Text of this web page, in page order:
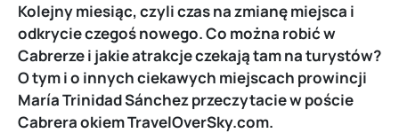
Kolejny miesiąc, czyli czas na zmianę miejsca i
odkrycie czegoś nowego. Co można robić w
Cabrerze i jakie atrakcje czekają tam na turystów?
O tym i o innych ciekawych miejscach prowincji
María Trinidad Sánchez przeczytacie w poście
Cabrera okiem TravelOverSky.com.